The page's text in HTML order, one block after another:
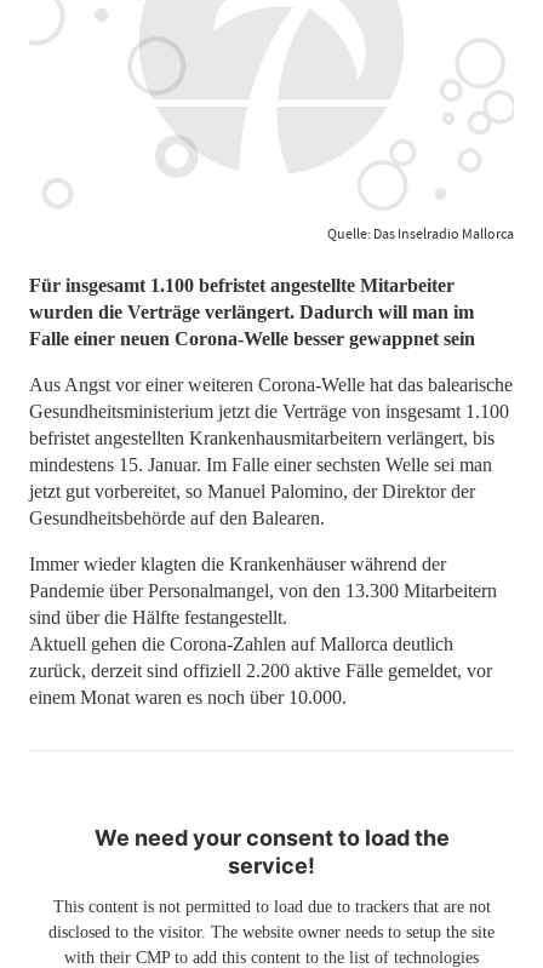
Quelle: Das Inselradio Mallorca
Für insgesamt 1.100 befristet angestellte Mitarbeiter
wurden die Verträge verlängert. Dadurch will man im
Falle einer neuen Corona-Welle besser gewappnet sein
Aus Angst vor einer weiteren Corona-Welle hat das balearische
Gesundheitsministerium jetzt die Verträge von insgesamt 1.100
befristet angestellten Krankenhausmitarbeitern verlängert, bis
mindestens 15. Januar. Im Falle einer sechsten Welle sei man
jetzt gut vorbereitet, so Manuel Palomino, der Direktor der
Gesundheitsbehörde auf den Balearen.
Immer wieder klagten die Krankenhäuser während der
Pandemie über Personalmangel, von den 13.300 Mitarbeitern
sind über die Hälfte festangestellt.
Aktuell gehen die Corona-Zahlen auf Mallorca deutlich
zurück, derzeit sind offiziell 2.200 aktive Fälle gemeldet, vor
einem Monat waren es noch über 10.000.
We need your consent to load the
service!
This content is not permitted to load due to trackers that are not
disclosed to the visitor. The website owner needs to setup the site
with their CMP to add this content to the list of technologies